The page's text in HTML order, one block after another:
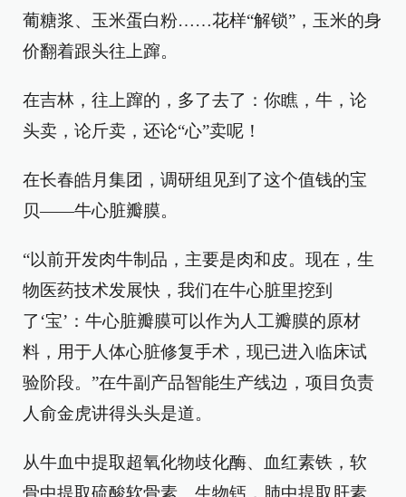
葡糖浆、玉米蛋白粉……花样“解锁”，玉米的身
价翻着跟头往上蹿。
在吉林，往上蹿的，多了去了：你瞧，牛，论
头卖，论斤卖，还论“心”卖呢！
在长春皓月集团，调研组见到了这个值钱的宝
贝——牛心脏瓣膜。
“以前开发肉牛制品，主要是肉和皮。现在，生
物医药技术发展快，我们在牛心脏里挖到
了‘宝’：牛心脏瓣膜可以作为人工瓣膜的原材
料，用于人体心脏修复手术，现已进入临床试
验阶段。”在牛副产品智能生产线边，项目负责
人俞金虎讲得头头是道。
从牛血中提取超氧化物歧化酶、血红素铁，软
骨中提取硫酸软骨素、生物钙，肺中提取肝素